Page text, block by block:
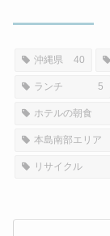
沖縄県 40
ランチ 5
ホテルの朝食
本島南部エリア
リサイクル